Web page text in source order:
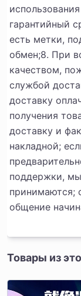
гарантийный
есть метки,
обмен;8. При
качеством,
службой
доставку
получения
доставку и
накладной;
поддержки,
принимаются;
общение
Товары из